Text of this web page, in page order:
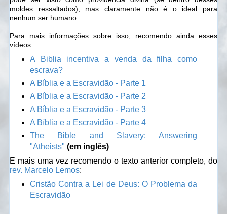
moldes ressaltados), mas claramente não é o ideal para
nenhum ser humano.
Para mais informações sobre isso, recomendo ainda esses
vídeos:
A Biblia incentiva a venda da filha como
escrava?
A Bíblia e a Escravidão - Parte 1
A Bíblia e a Escravidão - Parte 2
A Bíblia e a Escravidão - Parte 3
A Bíblia e a Escravidão - Parte 4
The Bible and Slavery: Answering
"Atheists" (em inglês)
E mais uma vez recomendo o texto anterior completo, do
rev. Marcelo Lemos:
Cristão Contra a Lei de Deus: O Problema da
Escravidão